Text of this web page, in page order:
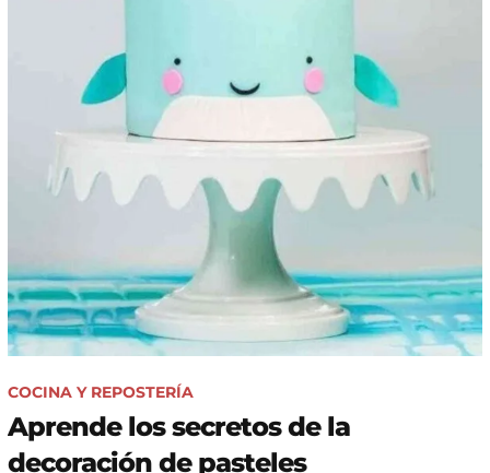
COCINA Y REPOSTERÍA
Aprende los secretos de la
decoración de pasteles